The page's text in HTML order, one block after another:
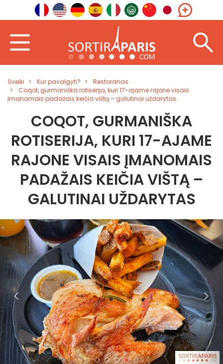
Sveiki Kur pavalgyti?
Restoranas
Coqot, gurmaniška rotiserija, kuri 17-ajame rajone visais
įmanomais padažais keičia vištą – galutinai uždarytas
COQOT, GURMANIŠKA
ROTISERIJA, KURI 17-AJAME
RAJONE VISAIS ĮMANOMAIS
PADAŽAIS KEIČIA VIŠTĄ –
GALUTINAI UŽDARYTAS
< >